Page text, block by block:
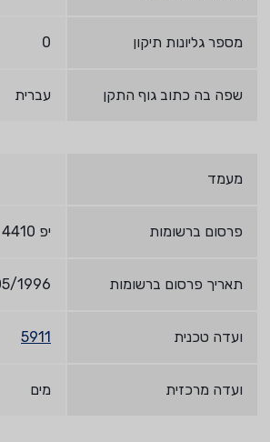
מספר גליונות תיקון 0
שפה בה כתוב גוף התקן עברית
מעמד
פרסום ברשומות יפ 4410
תאריך פרסום ברשומות 1996
ועדה טכנית 5911
ועדה מרכזית מים